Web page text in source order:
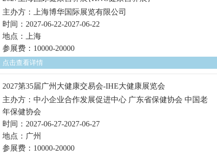
主办方：上海博华国际展览有限公司
时间：2027-06-22-2027-06-22
地点：上海
参展费：10000-20000
点击查看详情
2027第35届广州大健康交易会-IHE大健康展览会
主办方：中小企业合作发展促进中心 广东省保健协会 中国老
年保健协会
时间：2027-06-27-2027-06-27
地点：广州
参展费：10000-20000